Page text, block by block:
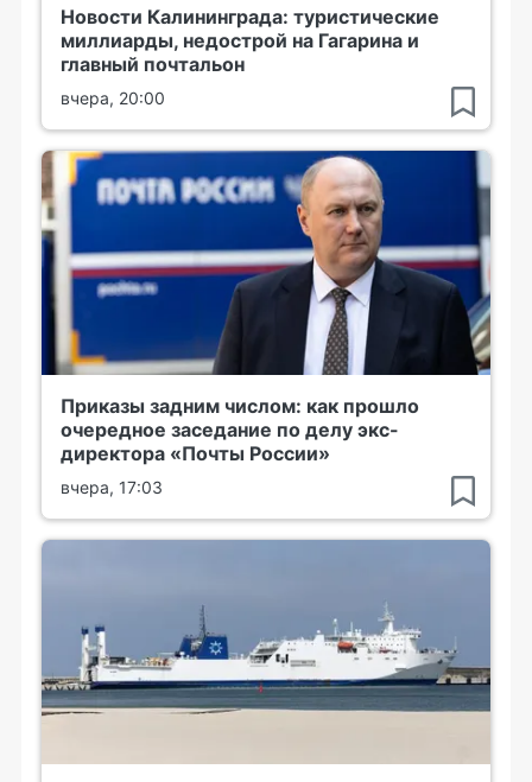
Новости Калининграда: туристические
миллиарды, недострой на Гагарина и
главный почтальон
вчера, 20:00
Приказы задним числом: как прошло
очередное заседание по делу экс-
директора «Почты России»
вчера, 17:03